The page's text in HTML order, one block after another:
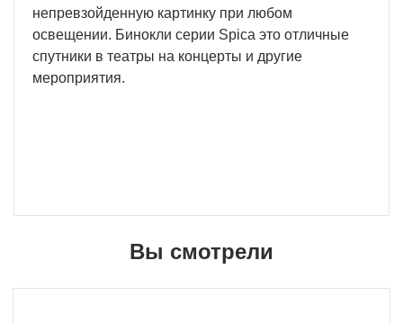
непревзойденную картинку при любом
освещении. Бинокли серии Spica это отличные
спутники в театры на концерты и другие
мероприятия.
Вы смотрели